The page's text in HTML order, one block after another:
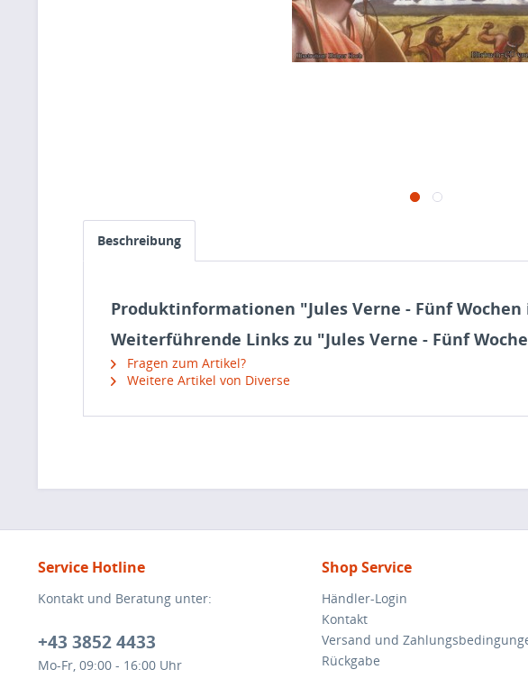
Beschreibung
Produktinformationen "Jules Verne - Fünf
Weiterführende Links zu "Jules Verne - Fünf
Fragen zum Artikel?
Weitere Artikel von Diverse
Service Hotline
Kontakt und Beratung unter:
+43 3852 4433
Mo-Fr, 09:00 - 16:00 Uhr
Shop Service
Händler-Login
Kontakt
Versand und
Rückgabe